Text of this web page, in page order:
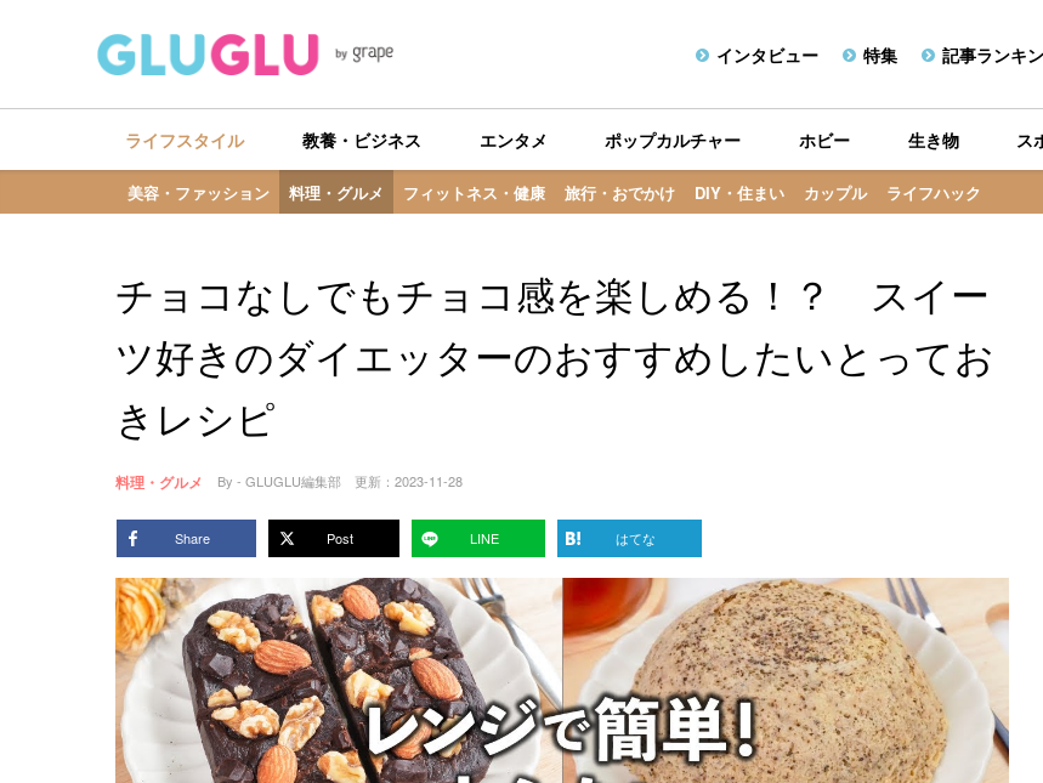
インタビュー 特集 記事ランキ
ライフスタイル
美容・ファッション 料理・グルメ フィットネス・健康 旅行・おでかけ DIY・住まい カップル ライフハック
教養・ビジネス エンタメ ポップカルチャー ホビー 生き物 ス
チョコなしでもチョコ感を楽しめる！？ スイー
ツ好きのダイエッターのおすすめしたいとってお
きレシピ
料理・グルメ By - GLUGLU編集部 更新： 2023-11-28
Share Post LINE はてな